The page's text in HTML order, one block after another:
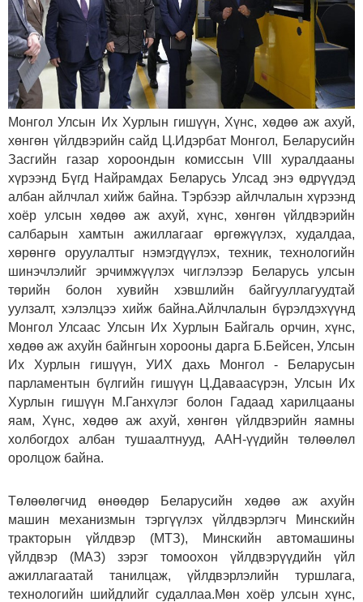
Монгол Улсын Их Хурлын гишүүн, Хүнс, хөдөө аж ахуй,
хөнгөн үйлдвэрийн сайд Ц.Идэрбат Монгол, Беларусийн
Засгийн газар хороондын комиссын VIII хуралдааны
хүрээнд Бүгд Найрамдах Беларусь Улсад энэ өдрүүдэд
албан айлчлал хийж байна. Тэрбээр айлчлалын хүрээнд
хоёр улсын хөдөө аж ахуй, хүнс, хөнгөн үйлдвэрийн
салбарын хамтын ажиллагааг өргөжүүлэх, худалдаа,
хөрөнгө оруулалтыг нэмэгдүүлэх, техник, технологийн
шинэчлэлийг эрчимжүүлэх чиглэлээр Беларусь улсын
төрийн болон хувийн хэвшлийн байгууллагуудтай
уулзалт, хэлэлцээ хийж байна.Айлчлалын бүрэлдэхүүнд
Монгол Улсаас Улсын Их Хурлын Байгаль орчин, хүнс,
хөдөө аж ахуйн байнгын хорооны дарга Б.Бейсен, Улсын
Их Хурлын гишүүн, УИХ дахь Монгол - Беларусын
парламентын бүлгийн гишүүн Ц.Даваасүрэн, Улсын Их
Хурлын гишүүн М.Ганхүлэг болон Гадаад харилцааны
яам, Хүнс, хөдөө аж ахуй, хөнгөн үйлдвэрийн яамны
холбогдох албан тушаалтнууд, ААН-үүдийн төлөөлөл
оролцож байна.
Төлөөлөгчид өнөөдөр Беларусийн хөдөө аж ахуйн
машин механизмын тэргүүлэх үйлдвэрлэгч Минскийн
тракторын үйлдвэр (МТЗ), Минскийн автомашины
үйлдвэр (МАЗ) зэрэг томоохон үйлдвэрүүдийн үйл
ажиллагаатай танилцаж, үйлдвэрлэлийн туршлага,
технологийн шийдлийг судаллаа.Мөн хоёр улсын хүнс,